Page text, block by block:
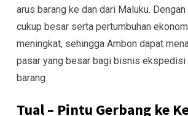
arus barang ke dan dari Maluku.
cukup besar serta pertumbuhan
meningkat, sehingga Ambon dapat
pasar yang besar bagi bisnis ekspedisi
barang.
Tual – Pintu Gerbang ke